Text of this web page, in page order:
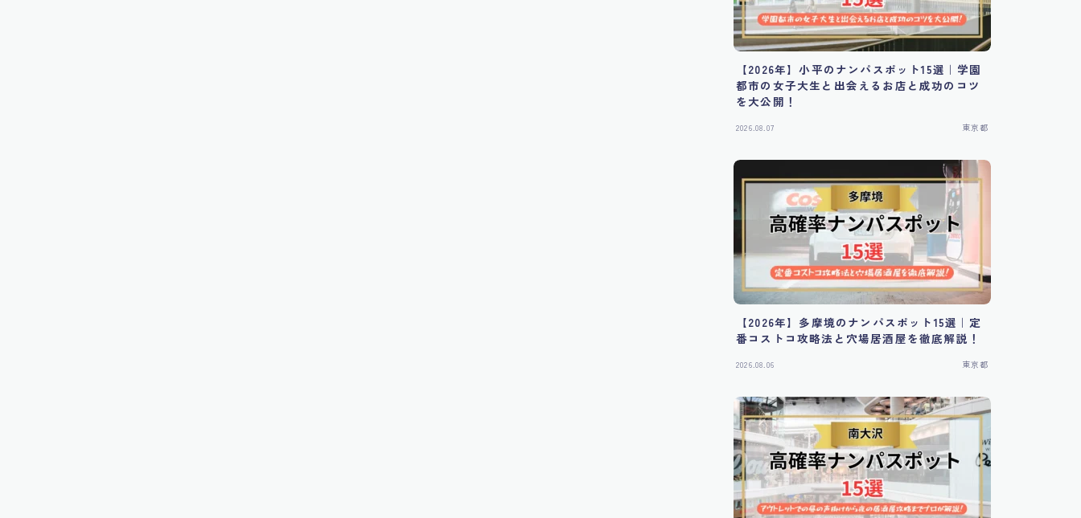
【2026年】小平のナンパスポット15選｜学園
都市の女子大生と出会えるお店と成功のコツ
を大公開！
2026.08.07 東京都
【2026年】多摩境のナンパスポット15選｜定
番コストコ攻略法と穴場居酒屋を徹底解説！
2026.08.06 東京都